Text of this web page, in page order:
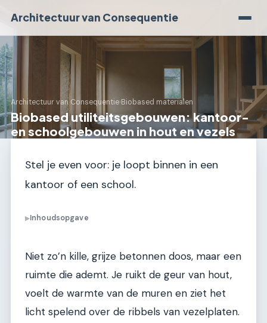
Architectuur van Consequentie
Architectuur van Consequentie›Biobased materialen
Biobased utiliteitsgebouwen: kantoor-
en schoolgebouwen in hout en vezels
Stel je even voor: je loopt binnen in een
kantoor of een school.
▶Inhoudsopgave
Niet zo’n kille, grijze betonnen doos, maar een
ruimte die ademt. Je ruikt de geur van hout,
voelt de warmte van de muren en ziet het
licht spelend over de ribbels van vezelplaten.